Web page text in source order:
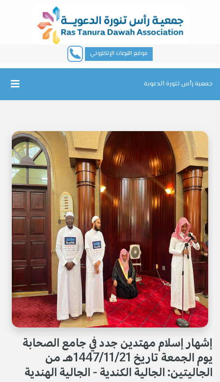
موقع التبرعات الإلكتروني
جمعية رأس تنورة الدعوية
إشهار إسلام مهتدين جدد في جامع الصحابة
يوم الجمعة تاريخ 1447/11/21هـ من
الجاليتين: الجالية الكندية - الجالية الهندية